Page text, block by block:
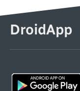
DroidApp